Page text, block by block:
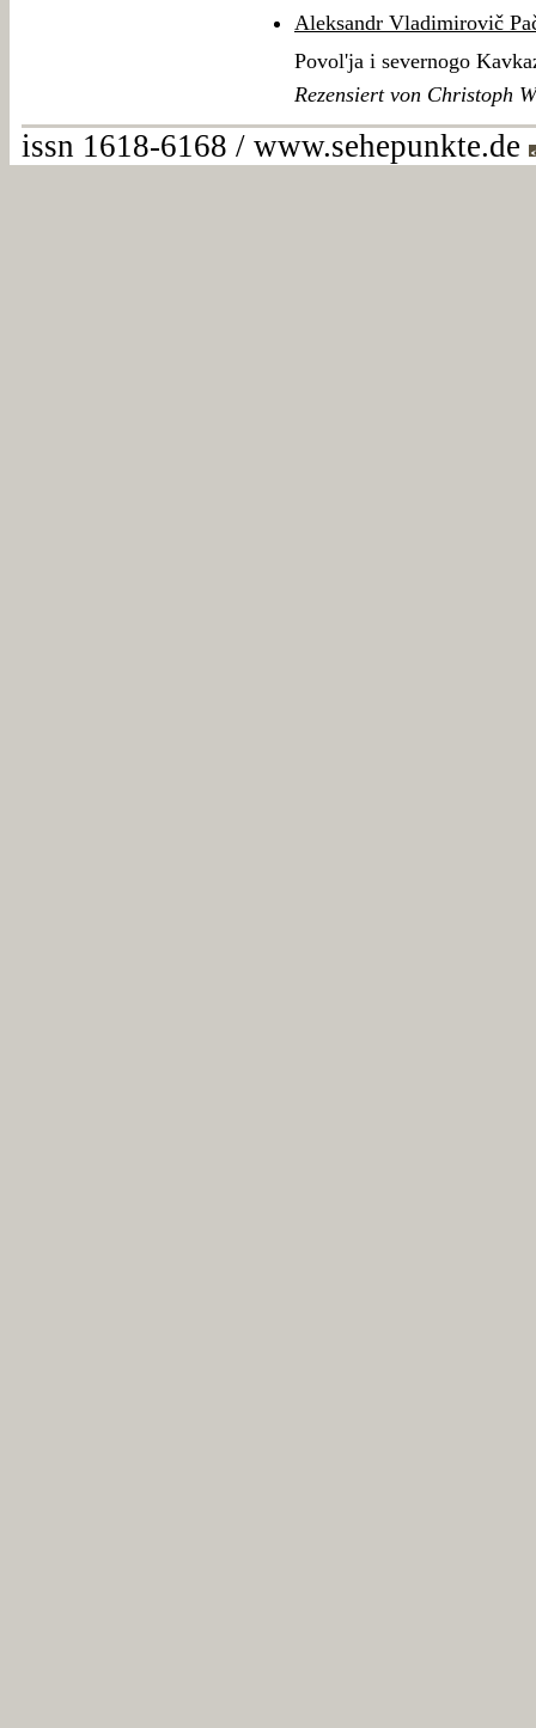
Aleksandr Vladimirovič
Povol'ja i severnogo
Rezensiert von Christoph
issn 1618-6168 / www.sehepunkte.de